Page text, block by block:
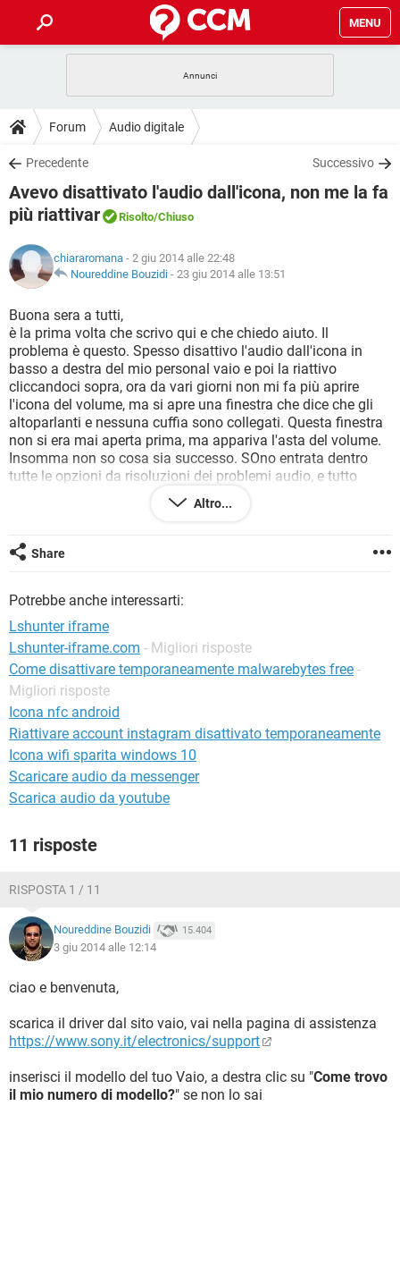
MENU
INTRATTENIMENTO
iOS
INSTAGRAM WHATSAPP
TIKTOK
HARDWARE
GUIDE
COVID-19
iOS
TIKTOK FACEBOOK
DOWNLOAD
COVID-19 GAMING
INTRATTENIMENTO
iOS WINDOWS 10
INSTAGRAM
TIKTOK
HARDWARE
FORUM
INTRATTENIMENTO ANDROID
INSTAGRAM WHATSAPP
FACEBOOK
HARDWARE
GLOSSARIO
COVID-19
INTRATTENIMENTO
iOS WINDOWS 10
INSTAGRAM WHATSAPP
TIKTOK FACEBOOK
HARDWARE
Forum Audio digitale
Precedente Successivo
Avevo disattivato l'audio dall'icona, non me la fa
più riattivar
Risolto/Chiuso
chiararomana - 2 giu 2014 alle 22:48
Noureddine Bouzidi - 23 giu 2014 alle 13:51
Buona sera a tutti,
è la prima volta che scrivo qui e che chiedo aiuto. Il
problema è questo. Spesso disattivo l'audio dall'icona in
basso a destra del mio personal vaio e poi la riattivo
cliccandoci sopra, ora da vari giorni non mi fa più aprire
l'icona del volume, ma si apre una finestra che dice che gli
altoparlanti e nessuna cuffia sono collegati. Questa finestra
non si era mai aperta prima, ma appariva l'asta del volume.
Insomma non so cosa sia successo. SOno entrata dentro
tutte le opzioni da risoluzioni dei problemi audio, e tutto
risulta attivo. Poi da pannello di controllo, fatti altri
rilevamenti risulta che non c'è nessun driver audio. Il mio
mio portatile è un vaio windows 7. Era successo altre volte,
ma bastava scaricare un nuovo driver per risolve, ho provato
installare. Chiedo aiuto e mi scuso per l'imprecisione e
lungaggine, ma son oun autodidatta nemmeno giovane.
Altro...
Share
Potrebbe anche interessarti:
Lshunter iframe
Lshunter-iframe.com - Migliori risposte
Come disattivare temporaneamente malwarebytes free -
Migliori risposte
Icona nfc android
Riattivare account instagram disattivato temporaneamente
Icona wifi sparita windows 10
Scaricare audio da messenger
Scarica audio da youtube
11 risposte
RISPOSTA 1 / 11
Noureddine Bouzidi 15.404
3 giu 2014 alle 12:14
ciao e benvenuta,
scarica il driver dal sito vaio, vai nella pagina di assistenza
https://www.sony.it/electronics/support
inserisci il modello del tuo Vaio, a destra clic su "Come trovo
il mio numero di modello?" se non lo sai